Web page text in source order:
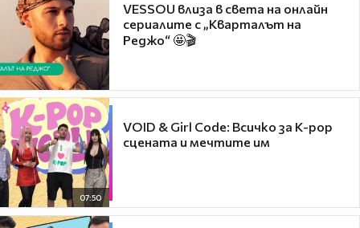
VESSOU влиза в света на онлайн
сериалите с „Кварталът на
Реджо“ 🤩🎬
07:50
VOID & Girl Code: Всичко за K-pop
сцената и мечтите им